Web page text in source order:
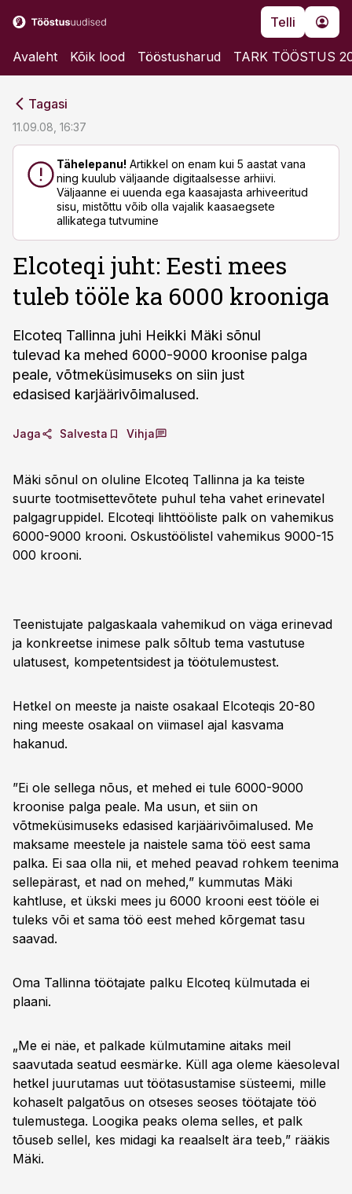
Telli
Avaleht Kõik lood Tööstusharud TARK TÖÖSTUS
Tagasi
11.09.08, 16:37
Tähelepanu! Artikkel on enam kui 5 aastat vana
ning kuulub väljaande digitaalsesse arhiivi.
Väljaanne ei uuenda ega kaasajasta arhiveeritud
sisu, mistõttu võib olla vajalik kaasaegsete
allikatega tutvumine
Elcoteqi juht: Eesti mees
tuleb tööle ka 6000 krooniga
Elcoteq Tallinna juhi Heikki Mäki sõnul
tulevad ka mehed 6000-9000 kroonise palga
peale, võtmeküsimuseks on siin just
edasised karjäärivõimalused.
Jaga Salvesta Vihja
Mäki sõnul on oluline Elcoteq Tallinna ja ka teiste
suurte tootmisettevõtete puhul teha vahet erinevatel
palgagruppidel. Elcoteqi lihttööliste palk on vahemikus
6000-9000 krooni. Oskustöölistel vahemikus 9000-15
000 krooni.
Teenistujate palgaskaala vahemikud on väga erinevad
ja konkreetse inimese palk sõltub tema vastutuse
ulatusest, kompetentsidest ja töötulemustest.
Hetkel on meeste ja naiste osakaal Elcoteqis 20-80
ning meeste osakaal on viimasel ajal kasvama
hakanud.
”Ei ole sellega nõus, et mehed ei tule 6000-9000
kroonise palga peale. Ma usun, et siin on
võtmeküsimuseks edasised karjäärivõimalused. Me
maksame meestele ja naistele sama töö eest sama
palka. Ei saa olla nii, et mehed peavad rohkem teenima
sellepärast, et nad on mehed,” kummutas Mäki
kahtluse, et ükski mees ju 6000 krooni eest tööle ei
tuleks või et sama töö eest mehed kõrgemat tasu
saavad.
Oma Tallinna töötajate palku Elcoteq külmutada ei
plaani.
„Me ei näe, et palkade külmutamine aitaks meil
saavutada seatud eesmärke. Küll aga oleme käesoleval
hetkel juurutamas uut töötasustamise süsteemi, mille
kohaselt palgatõus on otseses seoses töötajate töö
tulemustega. Loogika peaks olema selles, et palk
tõuseb sellel, kes midagi ka reaalselt ära teeb,” rääkis
Mäki.